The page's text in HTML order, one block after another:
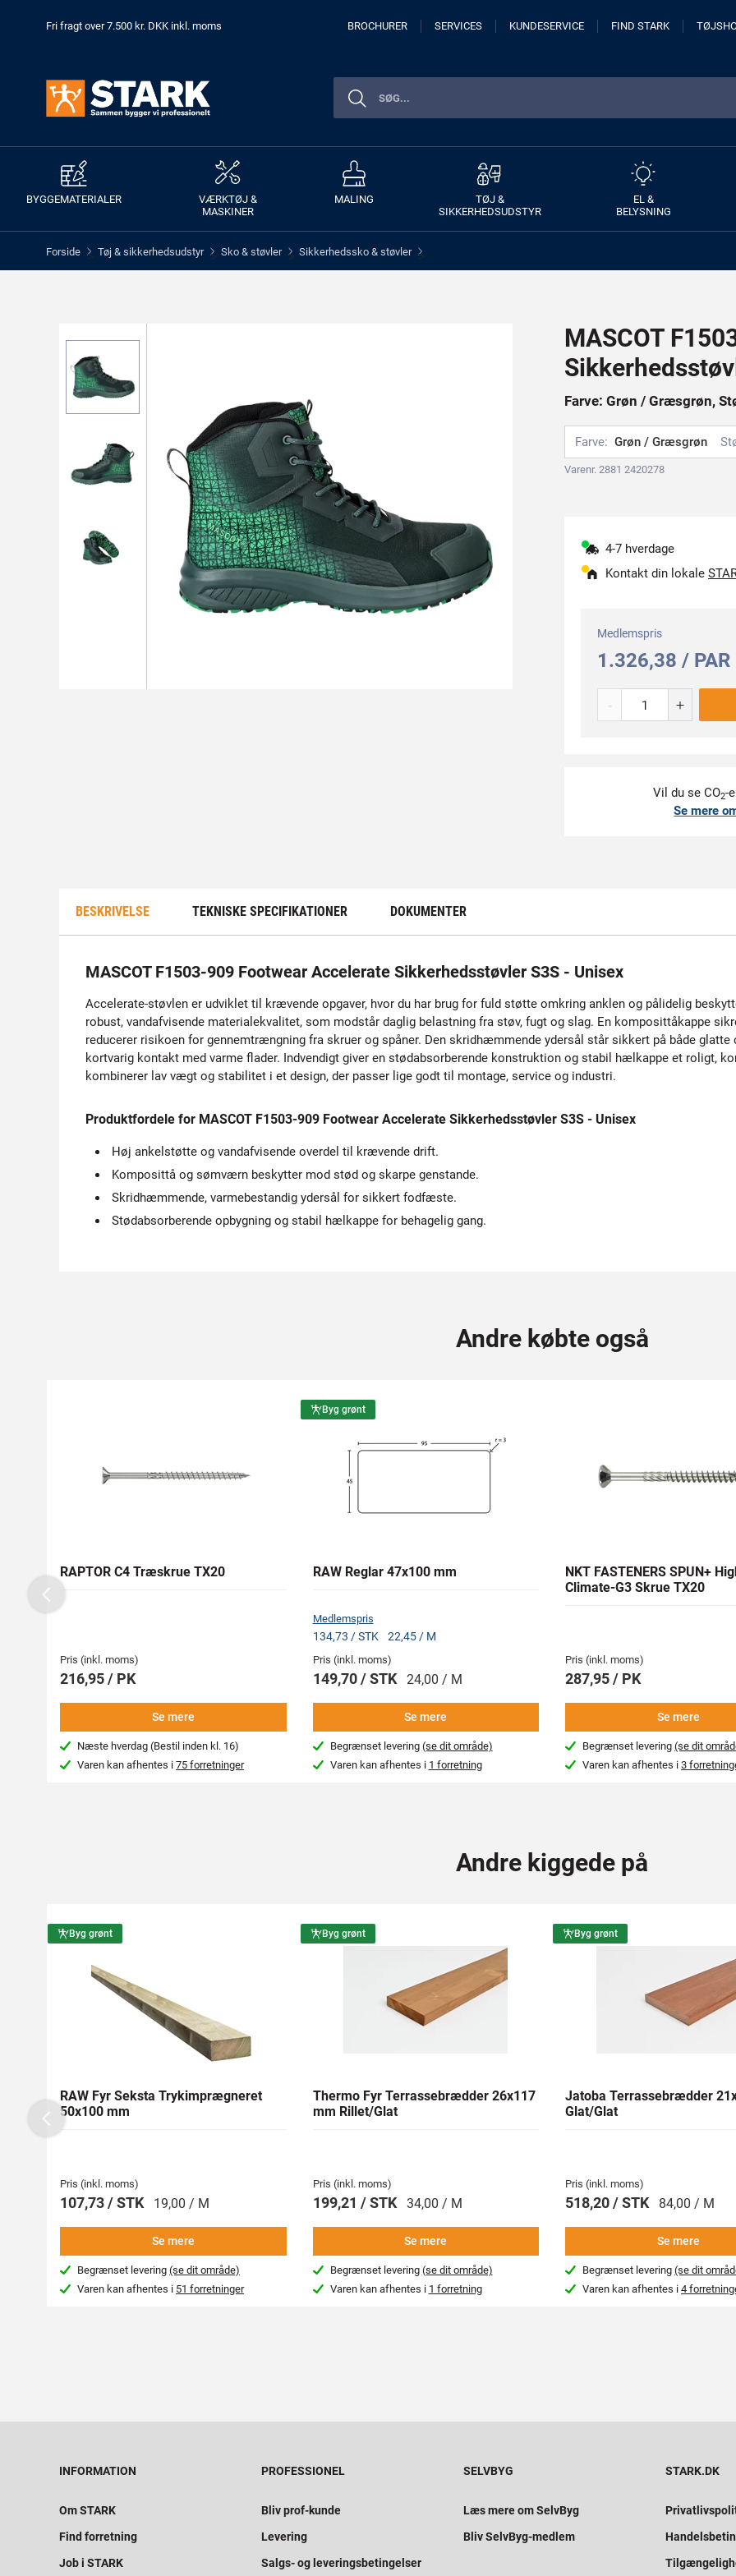
Fri fragt over 7.500 kr. DKK inkl. moms BROCHURER SERVICES KUNDESERVICE FIND STARK
BYGGEMATERIALER
VÆRKTØJ &
MASKINER
MALING
TØJ &
SIKKERHEDSUDSTYR
EL &
BELYSNING
Forside > Tøj & sikkerhedsudstyr > Sko & støvler > Sikkerhedssko & støvler >
MASCOT
Farve: Grøn / Græsgrøn,
Farve: Grøn / Græsgrøn
Varenr. 2881 2420278
4-7 hverdage
Kontakt din lokale
Medlemspris
1.326,38 / PAR
- +
Vil du se CO2-
Se mere
BESKRIVELSE TEKNISKE SPECIFIKATIONER DOKUMENTER
MASCOT F1503-909 Footwear Accelerate Sikkerhedsstøvler S3S - Unisex
Accelerate-støvlen er udviklet til krævende opgaver, hvor du har brug for fuld støtte omkring anklen og pålidelig
robust, vandafvisende materialekvalitet, som modstår daglig belastning fra støv, fugt og slag. En komposittåkappe
reducerer risikoen for gennemtrængning fra skruer og spåner. Den skridhæmmende ydersål står sikkert på både glatte
kortvarig kontakt med varme flader. Indvendigt giver en stødabsorberende konstruktion og stabil hælkappe et roligt,
kombinerer lav vægt og stabilitet i et design, der passer lige godt til montage, service og industri.
Produktfordele for MASCOT F1503-909 Footwear Accelerate Sikkerhedsstøvler S3S - Unisex
Høj ankelstøtte og vandafvisende overdel til krævende drift.
Komposittå og sømværn beskytter mod stød og skarpe genstande.
Skridhæmmende, varmebestandig ydersål for sikkert fodfæste.
Stødabsorberende opbygning og stabil hælkappe for behagelig gang.
Andre købte også
RAPTOR C4 Træskrue TX20
Pris (inkl. moms)
216,95 / PK
Se mere
Næste hverdag (Bestil inden kl. 16)
Varen kan afhentes i75 forretninger
Byg grønt
RAW Reglar 47x100 mm
Medlemspris
134,73 / STK 22,45 / M
Pris (inkl. moms)
149,70 / STK 24,00 / M
Se mere
Begrænset levering (se dit område)
Varen kan afhentes i 1 forretning
NKT FASTENERS SPUN+
Climate-G3 Skrue TX20
Pris (inkl. moms)
287,95 / PK
Se mere
Begrænset levering(se dit
Varen kan afhentes i3
Previous
Andre kiggede på
Byg grønt
RAW Fyr Seksta Trykimprægneret
50x100 mm
Pris (inkl. moms)
107,73 / STK 19,00 / M
Se mere
Begrænset levering(se dit område)
Varen kan afhentes i 51 forretninger
Byg grønt
Thermo Fyr Terrassebrædder 26x117
mm Rillet/Glat
Pris (inkl. moms)
199,21 / STK 34,00 / M
Se mere
Begrænset levering (se dit område)
Varen kan afhentes i 1 forretning
Byg grønt
Jatoba Terrassebrædder
Glat/Glat
Pris (inkl. moms)
518,20 / STK 84,00 / M
Se mere
Begrænset levering(se dit
Varen kan afhentes i4
Previous
INFORMATION
Om STARK
Find forretning
Job i STARK
PROFESSIONEL
Bliv prof-kunde
Levering
Salgs- og leveringsbetingelser
SELVBYG
Læs mere om SelvByg
Bliv SelvByg-medlem
STARK.DK